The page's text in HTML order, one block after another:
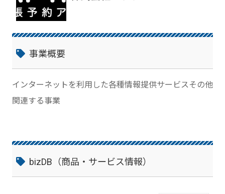
事業概要
インターネットを利用した各種情報提供サービスその他
関連する事業
bizDB（商品・サービス情報）